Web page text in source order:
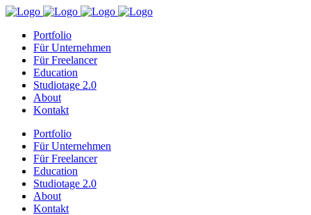
Portfolio
Für Unternehmen
Für Freelancer
Education
Studiotage 2.0
About
Kontakt
Portfolio
Für Unternehmen
Für Freelancer
Education
Studiotage 2.0
About
Kontakt